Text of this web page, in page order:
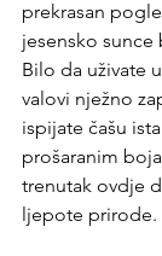
prekrasan
jesensko sunce
Bilo da uživate
valovi nježno
ispijate čašu
prošaranim
trenutak ovdje
ljepote prirode.